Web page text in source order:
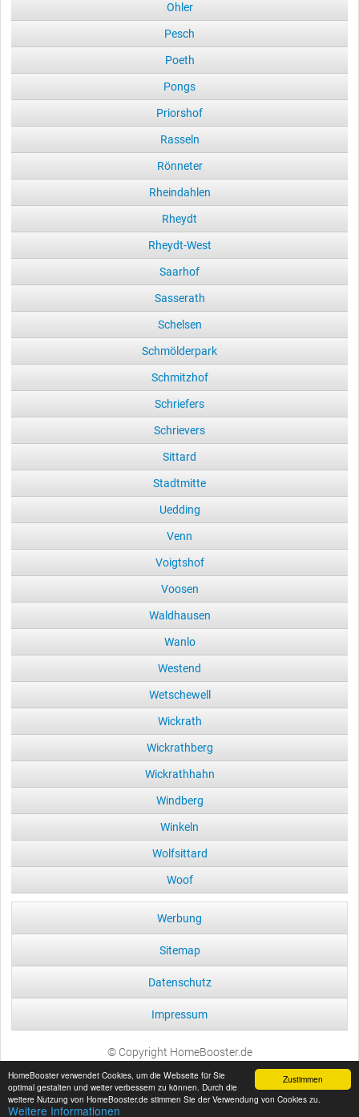
Zustimmen
HomeBooster verwendet Cookies, um die Webseite für Sie
optimal gestalten und weiter verbessern zu können. Durch die
weitere Nutzung von HomeBooster.de stimmen Sie der Verwendung von Cookies zu.
Weitere Informationen
Ohler
Pesch
Poeth
Pongs
Priorshof
Rasseln
Rönneter
Rheindahlen
Rheydt
Rheydt-West
Saarhof
Sasserath
Schelsen
Schmölderpark
Schmitzhof
Schriefers
Schrievers
Sittard
Stadtmitte
Uedding
Venn
Voigtshof
Voosen
Waldhausen
Wanlo
Westend
Wetschewell
Wickrath
Wickrathberg
Wickrathhahn
Windberg
Winkeln
Wolfsittard
Woof
Werbung
Sitemap
Datenschutz
Impressum
© Copyright HomeBooster.de